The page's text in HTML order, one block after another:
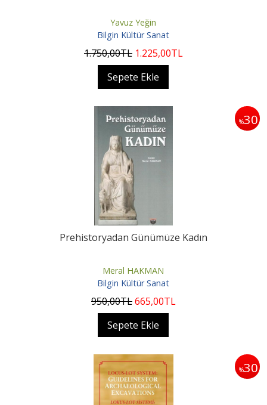
Yavuz Yeğin
Bilgin Kültür Sanat
1.750,00TL 1.225,00TL
Sepete Ekle
%30
Prehistoryadan Günümüze Kadın
Meral HAKMAN
Bilgin Kültür Sanat
950,00TL665,00TL
Sepete Ekle
%30